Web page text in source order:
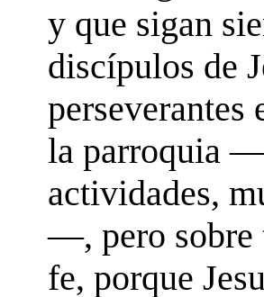
y que sigan
discípulos de
perseverantes
la parroquia
actividades,
—, pero sobre
fe, porque